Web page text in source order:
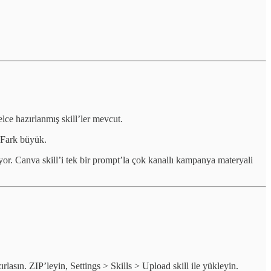
hazırlanmış skill’ler mevcut.
büyük.
Canva skill’i tek bir prompt’la çok kanallı kampanya materyali
ZIP’leyin, Settings > Skills > Upload skill ile yükleyin.